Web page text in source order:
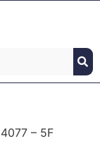
– 5F